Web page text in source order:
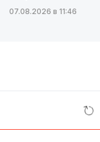
07.08.2026 в 11:46